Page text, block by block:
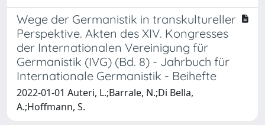
Wege der Germanistik in transkultureller
Perspektive. Akten des XIV. Kongresses
der Internationalen Vereinigung für
Germanistik (IVG) (Bd. 8) - Jahrbuch für
Internationale Germanistik - Beihefte
2022-01-01 Auteri, L.;Barrale, N.;Di Bella,
A.;Hoffmann, S.